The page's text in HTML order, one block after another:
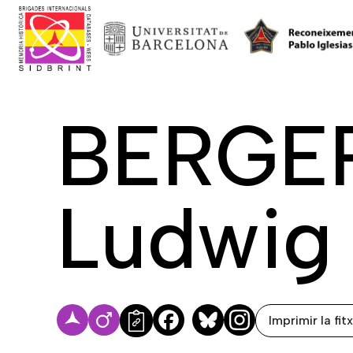
Ludwig
FacebookBluesky Imprimir la